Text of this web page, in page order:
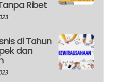
Ribet
di Tahun
dan